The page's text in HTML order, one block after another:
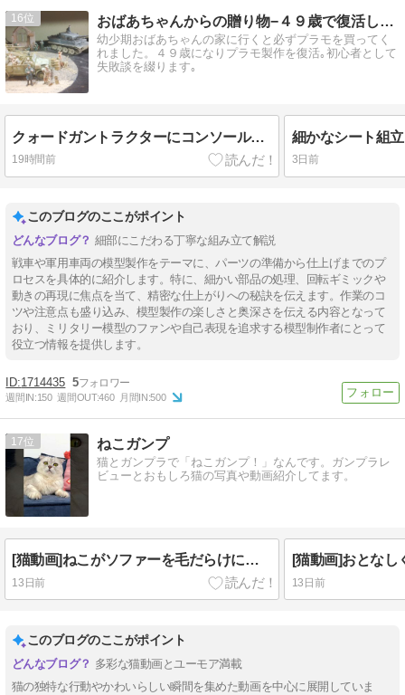
16 おばあちゃんからの贈り物−４９歳で復活したプラモ魂
幼少期おばあちゃんの家に行くと必ずプラモを買ってく
れました。４９歳になりプラモ製作を復活｡初心者として
失敗談を綴ります｡
クォードガントラクターにコンソールとライトを取り付ける！
19時間前 3日前
このブログのここがポイント
細部にこだわる丁寧な組み立て解説
戦車や軍用車両の模型製作をテーマに、パーツの準備から仕上げまでのプ
ロセスを具体的に紹介します。特に、細かい部品の処理、回転ギミックや
動きの再現に焦点を当て、精密な仕上がりへの秘訣を伝えます。作業のコ
ツや注意点も盛り込み、模型製作の楽しさと奥深さを伝える内容となって
おり、ミリタリー模型のファンや自己表現を追求する模型制作者にとって
役立つ情報を提供します。
1714435 5
週間IN:150 週間OUT:460 月間IN:500
17 ねこガンプ
猫とガンプラで「ねこガンプ！」なんです。ガンプラレ
ビューとおもしろ猫の写真や動画紹介してます。
[猫動画]ねこがソファーを毛だらけにした結果ｗｗｗｗｗｗｗｗｗ
13日前 13日前
このブログのここがポイント
多彩な猫動画とユーモア満載
猫の独特な行動やかわいらしい瞬間を集めた動画を中心に展開していま